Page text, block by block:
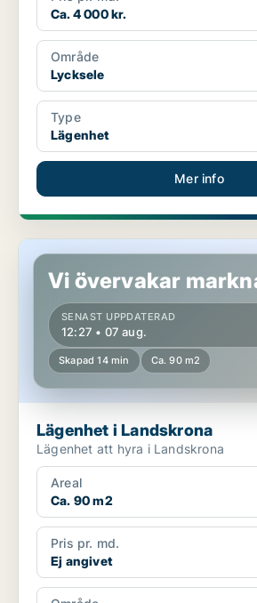
Ca. 4 000 kr.
Område
Lycksele
Type
Lägenhet
Mer info
Lägenhet i Landskrona
Vi övervakar
SENAST UPPDATERAD
12:27 • 07 aug.
Skapad 14 min Ca. 90 m2
Lägenhet i Landskrona
Lägenhet att hyra i Landskrona
Areal
Ca. 90 m2
Pris pr. md.
Ej angivet